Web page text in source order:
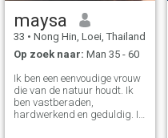
maysa
33 • Nong Hin, Loei, Thailand
Op zoek naar: Man 35 - 60
Ik ben een eenvoudige vrouw
die van de natuur houdt. Ik
ben vastberaden,
hardwerkend en geduldig. In